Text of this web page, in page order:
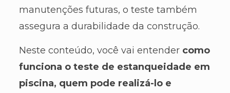
manutenções futuras, o teste também
assegura a durabilidade da construção.
Neste conteúdo, você vai entender como
funciona o teste de estanqueidade em
piscina, quem pode realizá-lo e